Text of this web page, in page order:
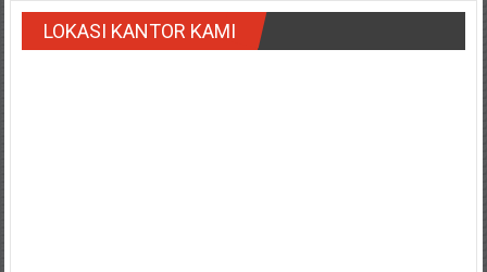
Payakumbung/
Tanjung
LOKASI KANTOR KAMI